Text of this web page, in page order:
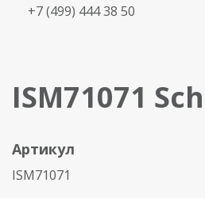
+7 (499) 444 38 50
ISM71071
Артикул
ISM71071